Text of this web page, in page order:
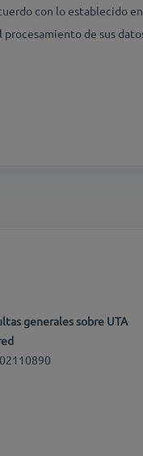
con lo establecido
de sus
generales sobre UTA